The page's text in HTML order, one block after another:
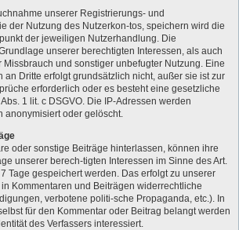
unserer Registrierungs- und
der Nutzung des Nutzerkon-tos, speichern wird die
der jeweiligen Nutzerhandlung. Die
unserer berechtigten Interessen, als auch
Missbrauch und sonstiger unbefugter Nutzung. Eine
an Dritte erfolgt grundsätzlich nicht, außer sie ist zur
erforderlich oder es besteht eine gesetzliche
1 lit. c DSGVO. Die IP-Adressen werden
anonymisiert oder gelöscht.
oder sonstige Beiträge hinterlassen, können ihre
unserer berech-tigten Interessen im Sinne des Art.
Tage gespeichert werden. Das erfolgt zu unserer
Kommentaren und Beiträgen widerrechtliche
verbotene politi-sche Propaganda, etc.). In
für den Kommentar oder Beitrag belangt werden
des Verfassers interessiert.